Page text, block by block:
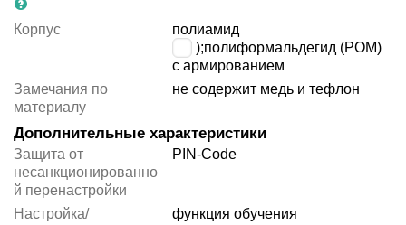
Корпус
полиамид
(PA);полиформальдегид (POM)
с армированием
Замечания по
материалу
не содержит медь и тефлон
Дополнительные характеристики
Защита от
несанкционированно
й перенастройки
PIN-Code
Настройка/
функция обучения